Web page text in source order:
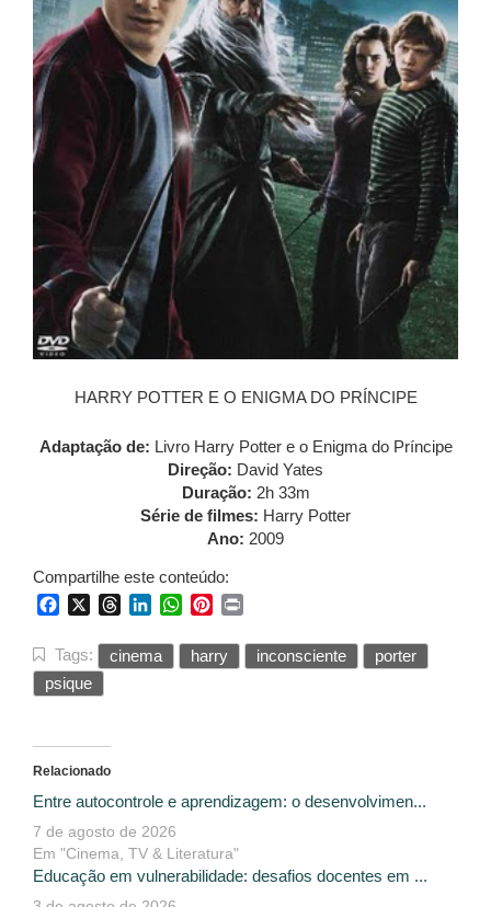
HARRY POTTER E O ENIGMA DO PRÍNCIPE
Adaptação de: Livro Harry Potter e o Enigma do Príncipe
Direção: David Yates
Duração: 2h 33m
Série de filmes: Harry Potter
Ano: 2009
Compartilhe este conteúdo:
FacebookThreadsLinkedInWhatsApp
Pinterest
Tags: cinema harry inconsciente
porter
psique
Relacionado
Entre autocontrole e aprendizagem: o desenvolvimen...
7 de agosto de 2026
Em "Cinema, TV & Literatura"
Educação em vulnerabilidade: desafios docentes em ...